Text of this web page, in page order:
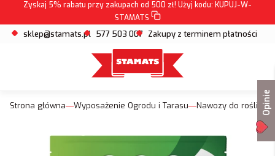
Zyskaj 5% rabatu przy zakupach od 500 zł! Użyj kodu: KUPUJ-W-
STAMATS
sklep@stamats.pl 577 503 007 Zakupy z terminem płatności
Strona główna Wyposażenie Ogrodu i Tarasu Nawozy do roślin Opinie